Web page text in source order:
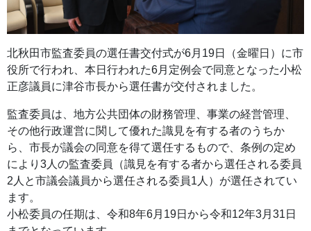
北秋田市監査委員の選任書交付式が6月19日（金曜日）に市
役所で行われ、本日行われた6月定例会で同意となった小松
正彦議員に津谷市長から選任書が交付されました。
監査委員は、地方公共団体の財務管理、事業の経営管理、
その他行政運営に関して優れた識見を有する者のうちか
ら、市長が議会の同意を得て選任するもので、条例の定め
により3人の監査委員（識見を有する者から選任される委員
2人と市議会議員から選任される委員1人）が選任されてい
ます。
小松委員の任期は、令和8年6月19日から令和12年3月31日